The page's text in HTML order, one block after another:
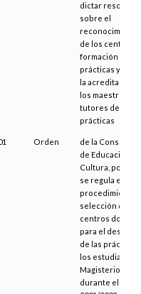
dictar
sobre el
reconocimiento
de los centros
formación en
prácticas y
la acreditación
los maestros
tutores de
prácticas
Orden
de la Consejería
de Educación y
Cultura, por la
se regula el
procedimiento
selección de
centros
para el
de las prácticas
los estudiantes
Magisterio,
durante el